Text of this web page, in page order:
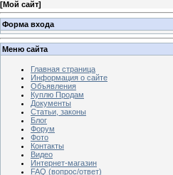
[Мой сайт]
Форма входа
Меню сайта
Главная страница
Информация о сайте
Объявления
Куплю Продам
Документы
Статьи, законы
Блог
Форум
Фото
Контакты
Видео
Интернет-магазин
FAQ (вопрос/ответ)